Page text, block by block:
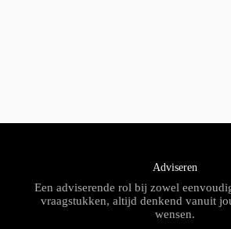
Adviseren
Een adviserende rol bij zowel
vraagstukken, altijd denkend vanuit
wensen.